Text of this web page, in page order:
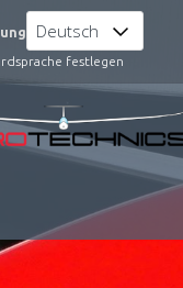
festlegen